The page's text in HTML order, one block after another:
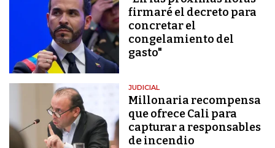
firmaré el decreto para
concretar el
congelamiento del
gasto"
JUDICIAL
Millonaria recompensa
que ofrece Cali para
capturar a responsables
de incendio